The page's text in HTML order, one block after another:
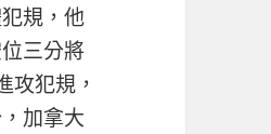
規，他
三分將
攻犯規，
加拿大